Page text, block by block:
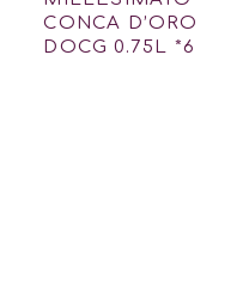
CONCA D’ORO
DOCG 0.75L *6